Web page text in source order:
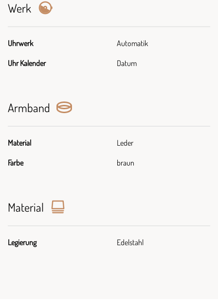
Werk
Uhrwerk Automatik
Uhr Kalender Datum
Armband
Material Leder
Farbe braun
Material
Legierung Edelstahl